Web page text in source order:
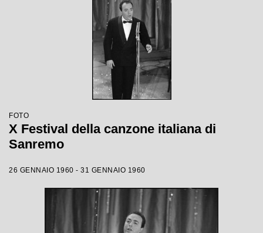
FOTO
X Festival della canzone italiana di
Sanremo
26 GENNAIO 1960 - 31 GENNAIO 1960